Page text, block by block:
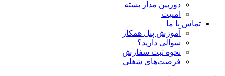
دوربین مدار بسته
امنیت
تماس با ما
آموزش پنل همکار
سوالی دارید؟
نحوه ثبت سفارش
فرصت‌های شغلی